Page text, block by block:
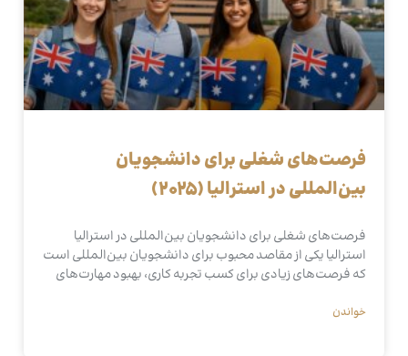
فرصت‌های شغلی برای دانشجویان
بین‌المللی در استرالیا (2025)
فرصت‌های شغلی برای دانشجویان بین‌المللی در استرالیا
استرالیا یکی از مقاصد محبوب برای دانشجویان بین‌المللی است
که فرصت‌های زیادی برای کسب تجربه کاری، بهبود مهارت‌های
خواندن